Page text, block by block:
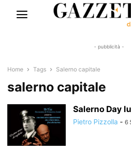
- pubblicità -
Home Tags Salerno capitale
salerno capitale
Salerno Day
Pietro Pizzolla - 6